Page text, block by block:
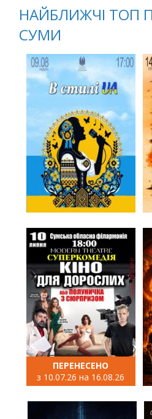
НАЙБЛИЖЧІ ТОП
СУМИ
ПЕРЕНЕСЕНО
з 10.07.26 на 16.08.26